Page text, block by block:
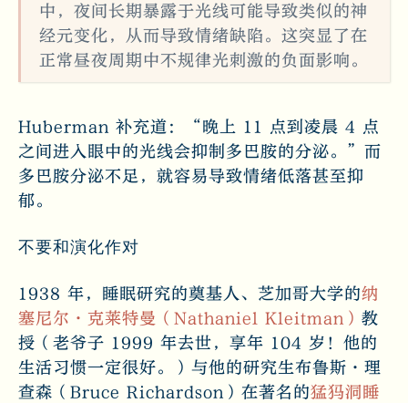
中，夜间长期暴露于光线可能导致类似的神
经元变化，从而导致情绪缺陷。这突显了在
正常昼夜周期中不规律光刺激的负面影响。
Huberman 补充道：“晚上 11 点到凌晨 4 点
之间进入眼中的光线会抑制多巴胺的分泌。”而
多巴胺分泌不足，就容易导致情绪低落甚至抑
郁。
不要和演化作对
1938 年，睡眠研究的奠基人、芝加哥大学的纳
塞尼尔·克莱特曼（Nathaniel Kleitman） 教
授（老爷子 1999 年去世，享年 104 岁！他的
生活习惯一定很好。）与他的研究生布鲁斯·理
查森（Bruce Richardson）在著名的猛犸洞睡